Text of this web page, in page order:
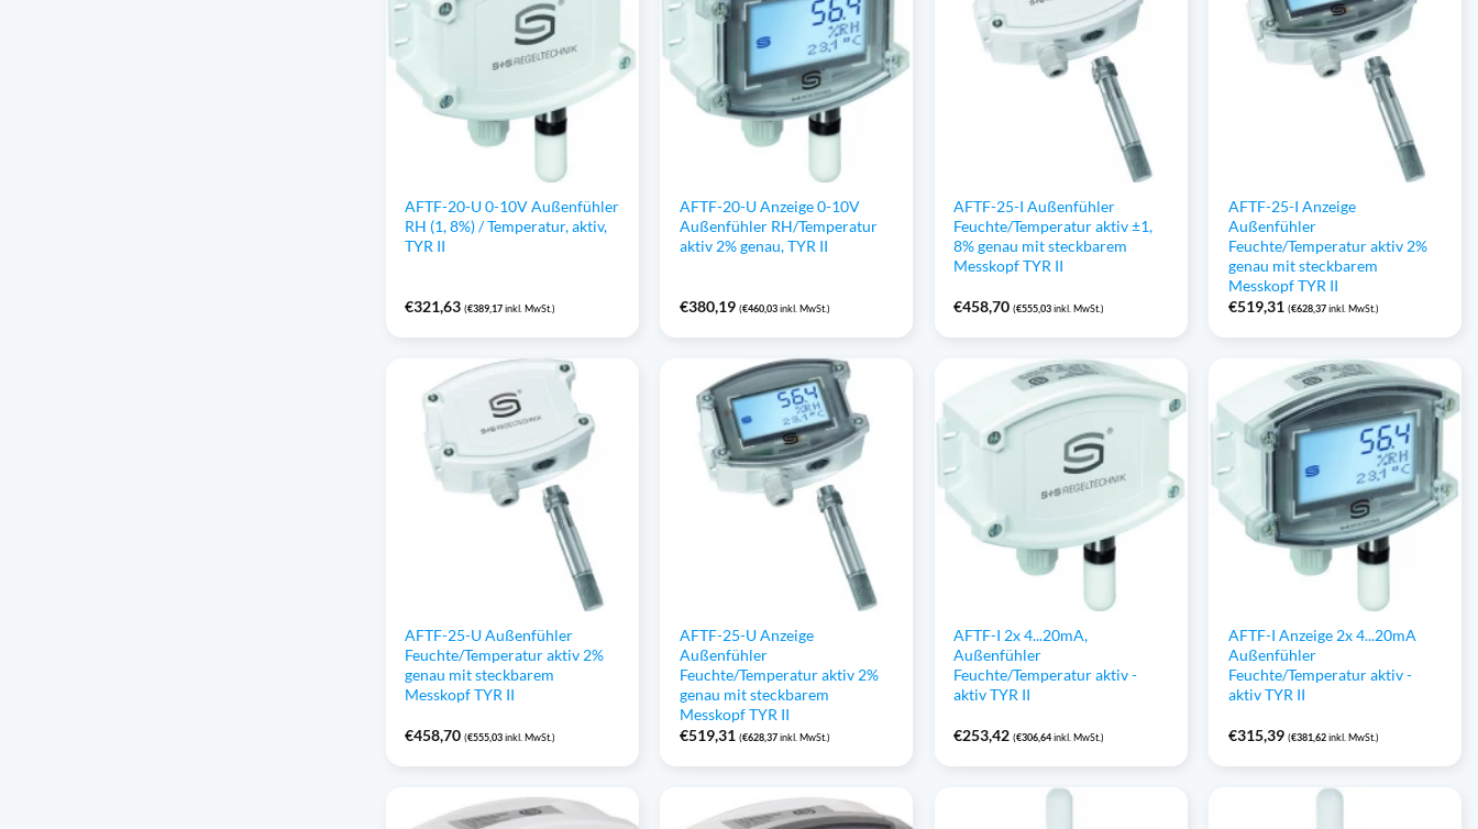
AFTF-20-U 0-10V Außenfühler
RH (1, 8%) / Temperatur, aktiv,
TYR II
€321,63 (€389,17inkl. MwSt.)
AFTF-20-U Anzeige 0-10V
Außenfühler RH/Temperatur
aktiv 2% genau, TYR II
€380,19 (€460,03inkl. MwSt.)
AFTF-25-I Außenfühler
Feuchte/Temperatur aktiv ±1,
8% genau mit steckbarem
Messkopf TYR II
€458,70 (€555,03inkl. MwSt.)
AFTF-25-I Anzeige
Außenfühler
Feuchte/Temperatur aktiv 2%
genau mit steckbarem
Messkopf TYR II
€519,31 (€628,37inkl. MwSt.)
AFTF-25-U Außenfühler
Feuchte/Temperatur aktiv 2%
genau mit steckbarem
Messkopf TYR II
€458,70 (€555,03inkl. MwSt.)
AFTF-25-U Anzeige
Außenfühler
Feuchte/Temperatur aktiv 2%
genau mit steckbarem
Messkopf TYR II
€519,31 (€628,37inkl. MwSt.)
AFTF-I 2x 4...20mA,
Außenfühler
Feuchte/Temperatur aktiv -
aktiv TYR II
€253,42 (€306,64inkl. MwSt.)
AFTF-I Anzeige 2x 4...20mA
Außenfühler
Feuchte/Temperatur aktiv -
aktiv TYR II
€315,39 (€381,62inkl. MwSt.)